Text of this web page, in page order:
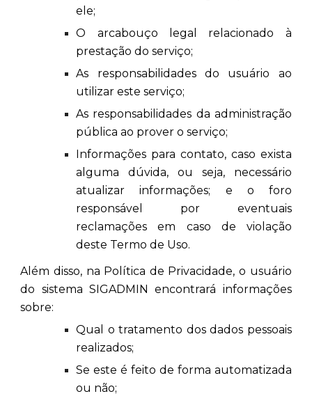
ele;
O arcabouço legal relacionado à
prestação do serviço;
As responsabilidades do usuário ao
utilizar este serviço;
As responsabilidades da administração
pública ao prover o serviço;
Informações para contato, caso exista
alguma dúvida, ou seja, necessário
atualizar informações; e o foro
responsável por eventuais
reclamações em caso de violação
deste Termo de Uso.
Além disso, na Política de Privacidade, o usuário
do sistema SIGADMIN encontrará informações
sobre:
Qual o tratamento dos dados pessoais
realizados;
Se este é feito de forma automatizada
ou não;